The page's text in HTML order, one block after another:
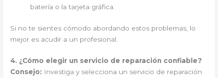
batería o la tarjeta gráfica.
Si no te sientes cómodo abordando estos problemas, lo
mejor es acudir a un profesional.
4. ¿Cómo elegir un servicio de reparación confiable?
Consejo: Investiga y selecciona un servicio de reparación